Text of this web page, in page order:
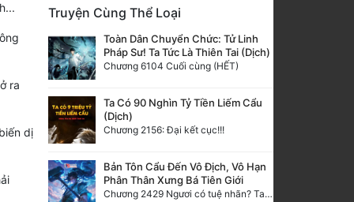
ra
dị
Truyện Cùng Thể Loại
Toàn Dân Chuyển Chức: Tử Linh
Pháp Sư! Ta Tức Là Thiên Tai (Dịch)
Chương 6104 Cuối cùng (HẾT)
Ta Có 90 Nghìn Tỷ Tiền Liếm Cẩu
(Dịch)
Chương 2156: Đại kết cục!!!
Bản Tôn Cẩu Đến Vô Địch, Vô Hạn
Phân Thân Xưng Bá Tiên Giới
Chương 2429 Ngươi có tuệ nhãn? Ta có...